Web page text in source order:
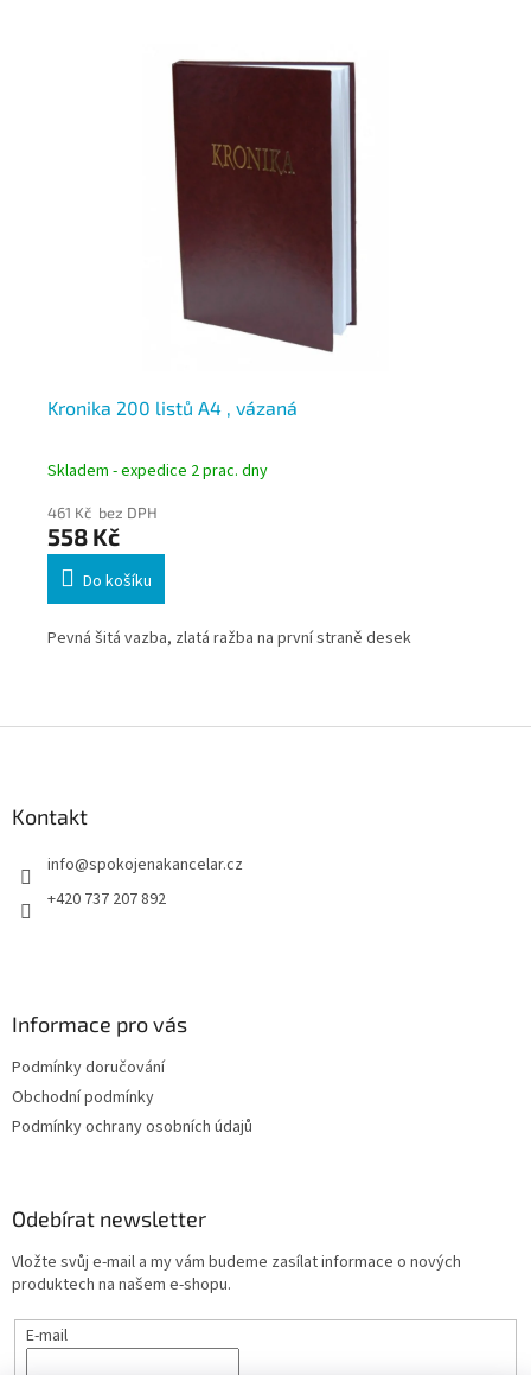
Kronika 200 listů A4 , vázaná
Skladem - expedice 2 prac. dny
461 Kč bez DPH
558 Kč
Do košíku
Pevná šitá vazba, zlatá ražba na první straně desek
Kontakt
info@spokojenakancelar.cz
+420 737 207 892
Informace pro vás
Podmínky doručování
Obchodní podmínky
Podmínky ochrany osobních údajů
Odebírat newsletter
Vložte svůj e-mail a my vám budeme zasílat informace o nových
produktech na našem e-shopu.
E-mail